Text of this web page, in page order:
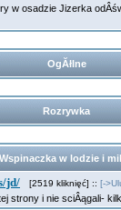
w osadzie Jizerka
OgĂłlne
Rozrywka
Wspinaczka w lodzie i
jd/ [2519 kliknięć] :: [-
strony i nie sciÂągali-